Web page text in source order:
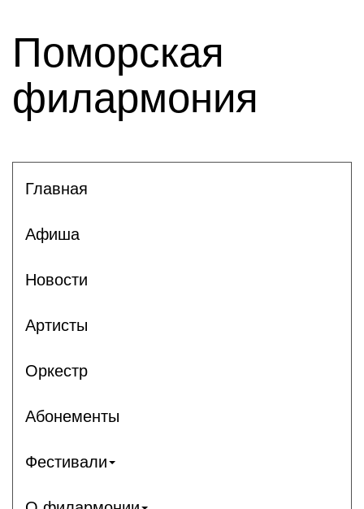
Поморская
филармония
Главная
Афиша
Новости
Артисты
Оркестр
Абонементы
Фестивали